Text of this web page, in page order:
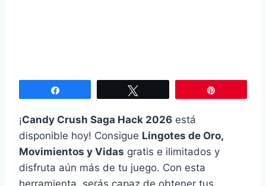
¡Candy Crush Saga Hack 2026 está
disponible hoy! Consigue Lingotes de Oro,
Movimientos y Vidas gratis e ilimitados y
disfruta aún más de tu juego. Con esta
herramienta, serás capaz de obtener tus